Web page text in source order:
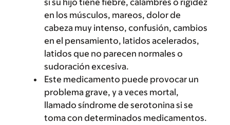
si su hijo tiene fiebre, calambres o rigidez
en los músculos, mareos, dolor de
cabeza muy intenso, confusión, cambios
en el pensamiento, latidos acelerados,
latidos que no parecen normales o
sudoración excesiva.
Este medicamento puede provocar un
problema grave, y a veces mortal,
llamado síndrome de serotonina si se
toma con determinados medicamentos.